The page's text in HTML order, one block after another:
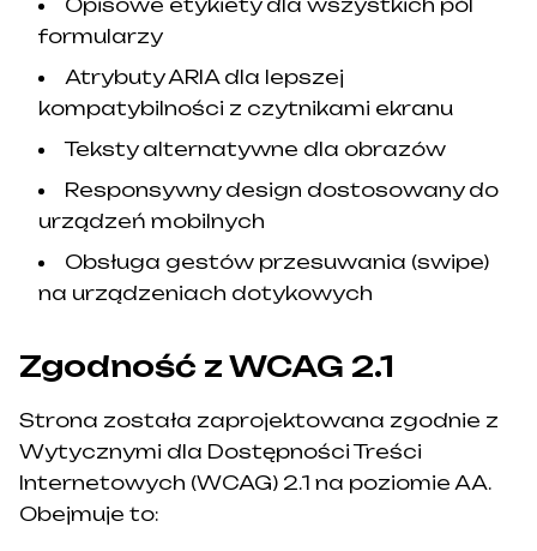
Opisowe etykiety dla wszystkich pól
formularzy
Atrybuty ARIA dla lepszej
kompatybilności z czytnikami ekranu
Teksty alternatywne dla obrazów
Responsywny design dostosowany do
urządzeń mobilnych
Obsługa gestów przesuwania (swipe)
na urządzeniach dotykowych
Zgodność z WCAG 2.1
Strona została zaprojektowana zgodnie z
Wytycznymi dla Dostępności Treści
Internetowych (WCAG) 2.1 na poziomie AA.
Obejmuje to: